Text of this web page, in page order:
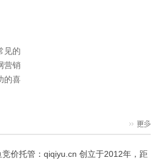
见的
营销
的喜
竞价托管：qiqiyu.cn 创立于2012年，距